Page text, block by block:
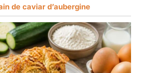
de caviar d’aubergine